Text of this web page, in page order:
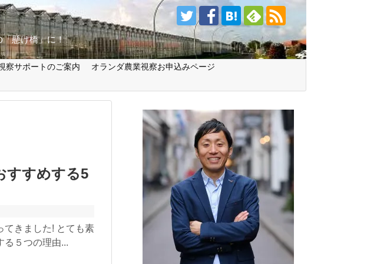
懸け橋」に！
察サポートのご案内
オランダ農業視察お申込みページ
すすめする5
てきました! とても素
る５つの理由...